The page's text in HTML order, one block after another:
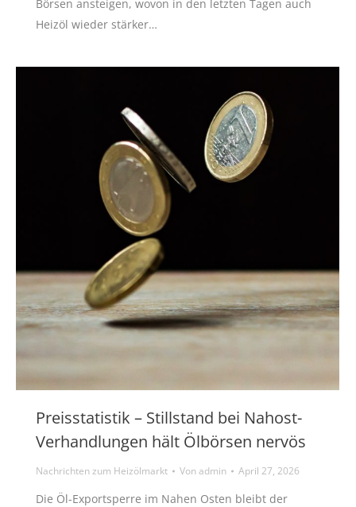
Börsen ansteigen, wovon in den letzten Tagen auch
Heizöl wieder stärker…
Preisstatistik – Stillstand bei Nahost-
Verhandlungen hält Ölbörsen nervös
Nachrichten zum Heizölmarkt Vonadmin April 27, 2026
Die Öl-Exportsperre im Nahen Osten bleibt der